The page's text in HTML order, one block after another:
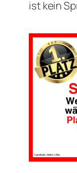
ist kein